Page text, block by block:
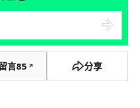
言85 ↗ 分享